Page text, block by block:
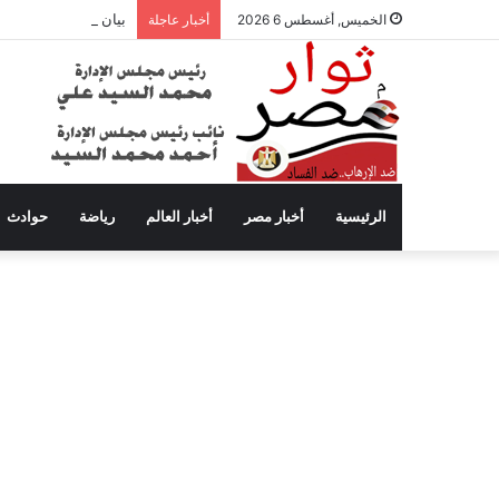
الخميس, أغسطس 6 2026 أخبار عاجلة بيان عاجل من
الرئيسية أخبار مصر أخبار العالم رياضة حوادث